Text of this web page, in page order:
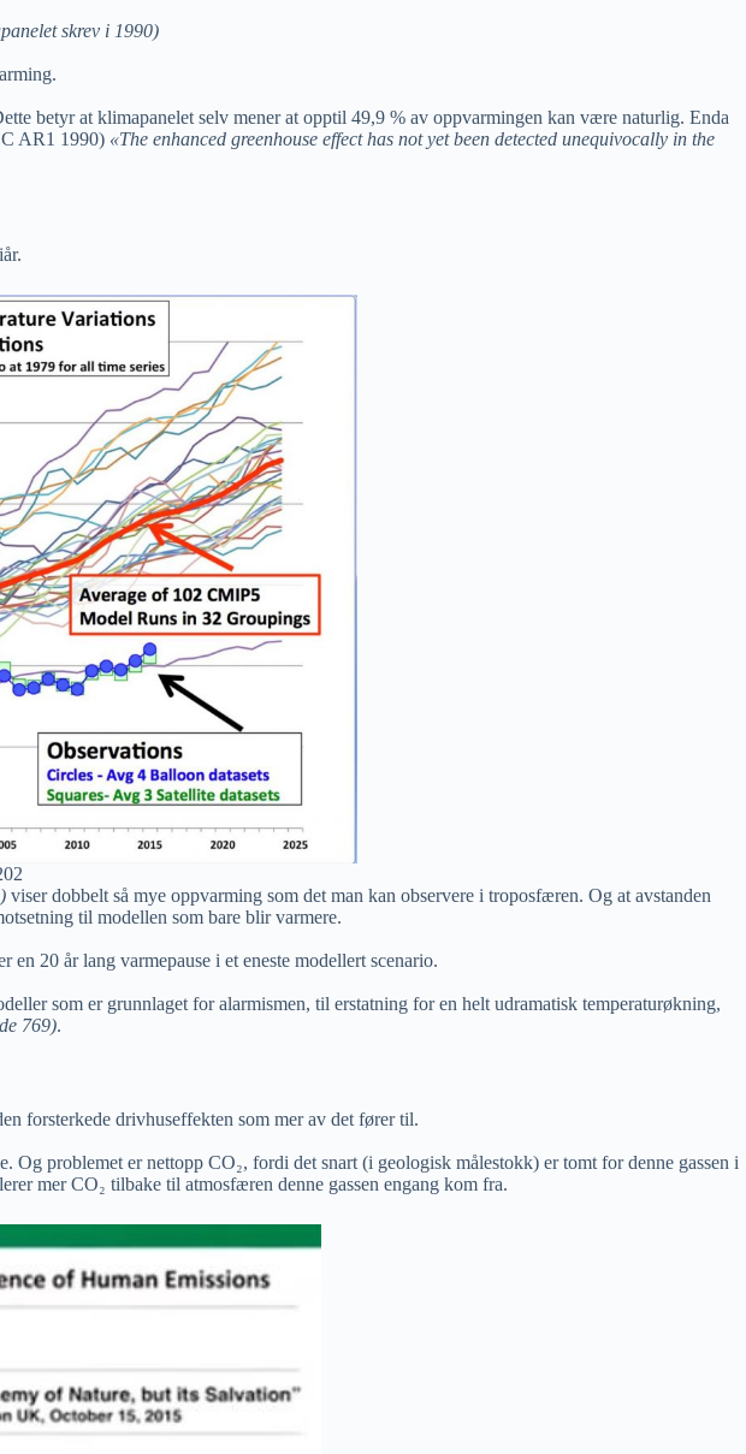
skrev i 1990)
betyr at klimapanelet selv mener at opptil 49,9 % av oppvarmingen kan være naturlig. Enda
AR1 1990) «The enhanced greenhouse effect has not yet been detected unequivocally in the
viser dobbelt så mye oppvarming som det man kan observere i troposfæren. Og at avstanden
til modellen som bare blir varmere.
en 20 år lang varmepause i et eneste modellert scenario.
som er grunnlaget for alarmismen, til erstatning for en helt udramatisk temperaturøkning,
769).
forsterkede drivhuseffekten som mer av det fører til.
problemet er nettopp CO₂, fordi det snart (i geologisk målestokk) er tomt for denne gassen i
mer CO₂ tilbake til atmosfæren denne gassen engang kom fra.